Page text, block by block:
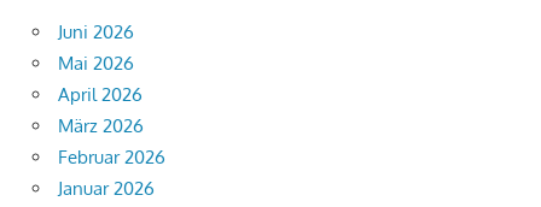
Juni 2026
Mai 2026
April 2026
März 2026
Februar 2026
Januar 2026